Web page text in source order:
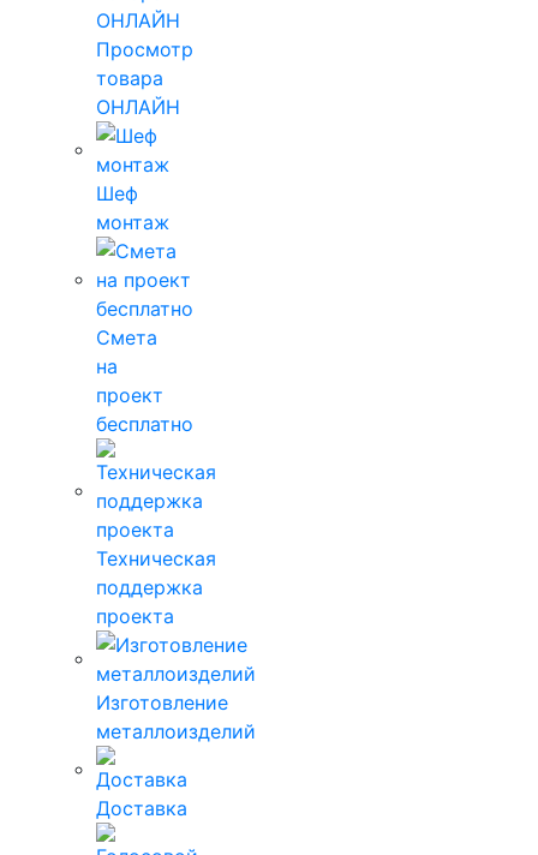
Просмотр
товара
ОНЛАЙН
Шеф
монтаж
Смета
на
проект
бесплатно
Техническая
поддержка
проекта
Изготовление
металлоизделий
Доставка